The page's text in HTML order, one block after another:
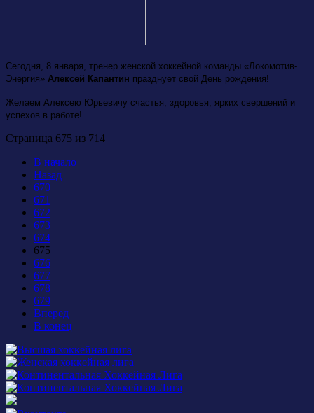
Сегодня, 8 января, тренер женской хоккейной команды «Локомотив-
Энергия» Алексей Капантин празднует свой День рождения!
Желаем Алексею Юрьевичу счастья, здоровья, ярких свершений и
успехов в работе!
Страница 675 из 714
В начало
Назад
670
671
672
673
674
675
676
677
678
679
Вперед
В конец